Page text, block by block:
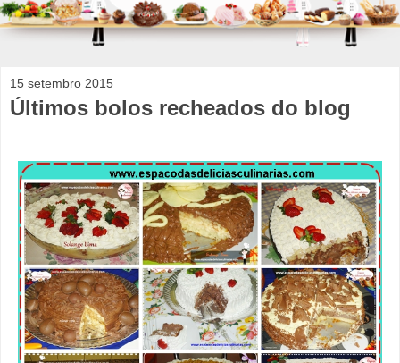
15 setembro 2015
Últimos bolos recheados do blog